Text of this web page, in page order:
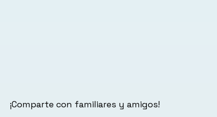
¡Comparte con familiares y amigos!